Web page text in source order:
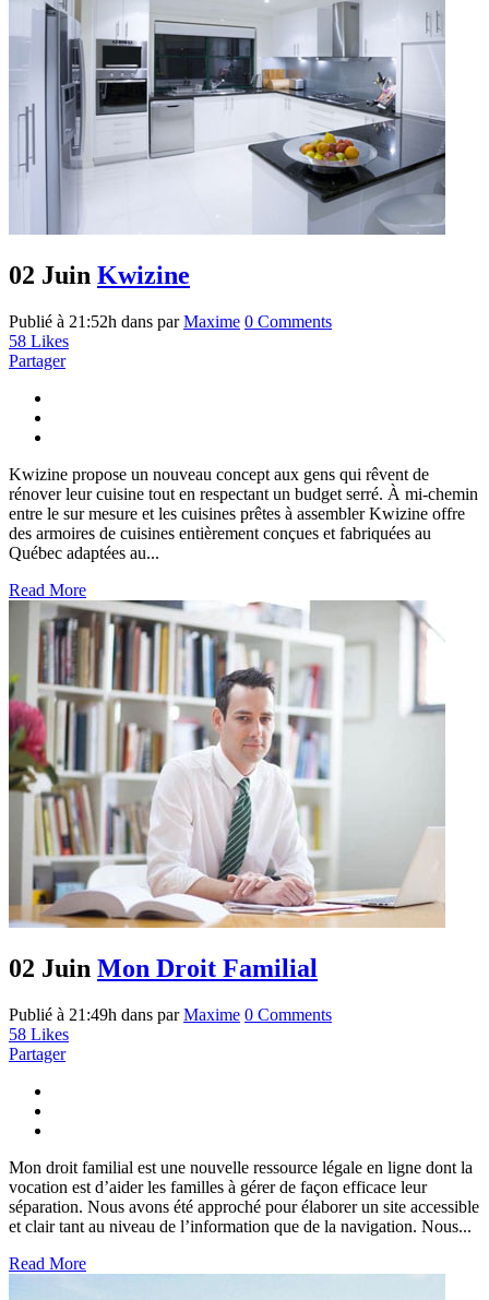
02 Juin Kwizine
Publié à 21:52h dans parMaxime 0 Comments
58 Likes
Partager
Kwizine propose un nouveau concept aux gens qui rêvent de
rénover leur cuisine tout en respectant un budget serré. À mi-chemin
entre le sur mesure et les cuisines prêtes à assembler Kwizine offre
des armoires de cuisines entièrement conçues et fabriquées au
Québec adaptées au...
Read More
02 Juin Mon Droit Familial
Publié à 21:49h dans parMaxime 0 Comments
58 Likes
Partager
Mon droit familial est une nouvelle ressource légale en ligne dont la
vocation est d’aider les familles à gérer de façon efficace leur
séparation. Nous avons été approché pour élaborer un site accessible
et clair tant au niveau de l’information que de la navigation. Nous...
Read More